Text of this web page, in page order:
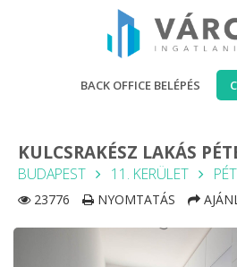
BACK OFFICE BELÉPÉS
KULCSRAKÉSZ LAKÁS
BUDAPEST 11. KERÜLET
23776 NYOMTATÁS